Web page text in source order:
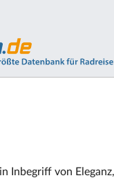
Inbegriff von